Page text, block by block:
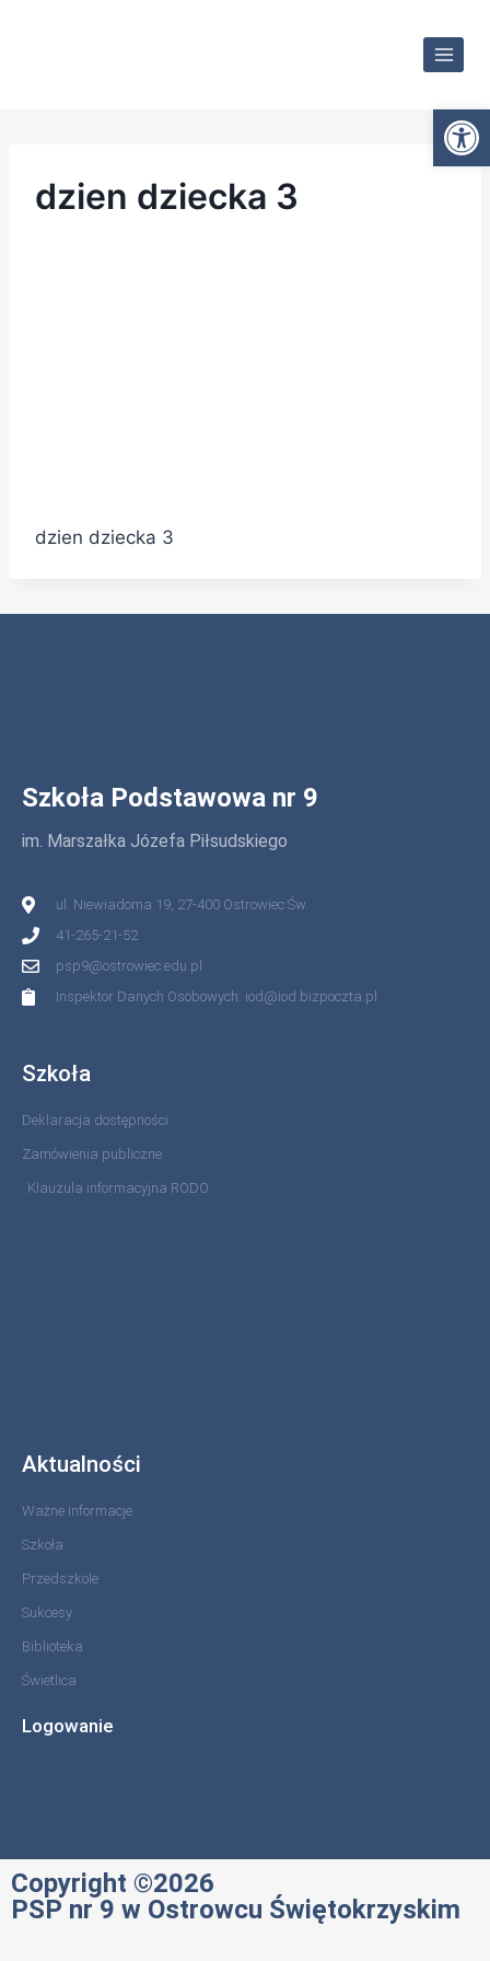
dzien dziecka 3
dzien dziecka 3
Szkoła Podstawowa nr 9
im. Marszałka Józefa Piłsudskiego
ul. Niewiadoma 19, 27-400 Ostrowiec Św.
41-265-21-52
psp9@ostrowiec.edu.pl
Inspektor Danych Osobowych: iod@iod.bizpoczta.pl
Szkoła
Deklaracja dostępności
Zamówienia publiczne
Klauzula informacyjna RODO
Aktualności
Ważne informacje
Szkoła
Przedszkole
Sukcesy
Biblioteka
Świetlica
Logowanie
Copyright ©2026
PSP nr 9 w Ostrowcu Świętokrzyskim